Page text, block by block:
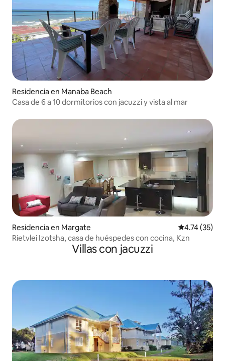
Residencia en Manaba Beach
Casa de 6 a 10 dormitorios con jacuzzi y vista al mar
Residencia en Margate Calificación
4.74 (35)
Rietvlei Izotsha, casa de huéspedes con cocina, Kzn
Villas con jacuzzi